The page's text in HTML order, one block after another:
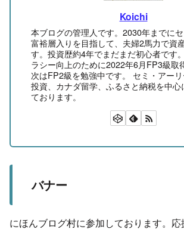
Koichi
本ブログの管理人です。2030年までに
富裕層入りを目指して、夫婦2馬力で資
す。投資歴約4年でまだまだ初心者です
ラシー向上のために2022年6月FP3級取
次はFP2級を勉強中です。 セミ・アーリ
投資、カナダ留学、ふるさと納税を中
ております。
バナー
にほんブログ村に参加しております。応